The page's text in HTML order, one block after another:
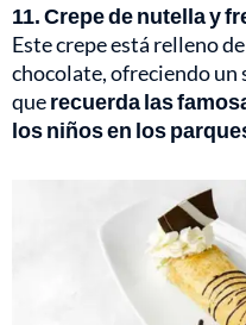
11. Crepe de nutella y
Este crepe está relleno
chocolate, ofreciendo
querecuerda las
los niños en los